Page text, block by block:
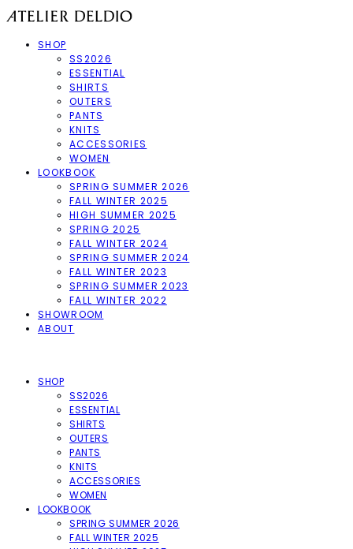
SHOP
SS2026
ESSENTIAL
SHIRTS
OUTERS
PANTS
KNITS
ACCESSORIES
WOMEN
LOOKBOOK
SPRING SUMMER 2026
FALL WINTER 2025
HIGH SUMMER 2025
SPRING 2025
FALL WINTER 2024
SPRING SUMMER 2024
FALL WINTER 2023
SPRING SUMMER 2023
FALL WINTER 2022
SHOWROOM
ABOUT
SHOP
SS2026
ESSENTIAL
SHIRTS
OUTERS
PANTS
KNITS
ACCESSORIES
WOMEN
LOOKBOOK
SPRING SUMMER 2026
FALL WINTER 2025